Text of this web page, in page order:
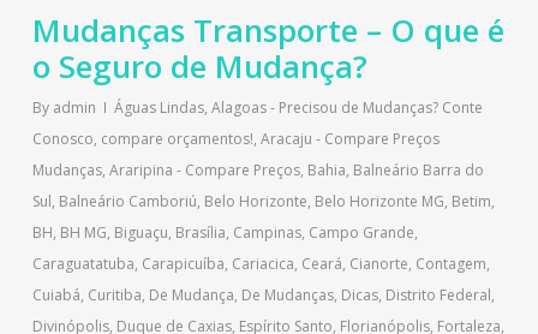
Mudanças Transporte – O que é
o Seguro de Mudança?
By admin Águas Lindas, Alagoas - Precisou de Mudanças? Conte
Conosco, compare orçamentos!, Aracaju - Compare Preços
Mudanças, Araripina - Compare Preços, Bahia, Balneário Barra do
Sul, Balneário Camboriú, Belo Horizonte, Belo Horizonte MG, Betim,
BH, BH MG, Biguaçu, Brasília, Campinas, Campo Grande,
Caraguatatuba, Carapicuíba, Cariacica, Ceará, Cianorte, Contagem,
Cuiabá, Curitiba, De Mudança, De Mudanças, Dicas, Distrito Federal,
Divinópolis, Duque de Caxias, Espírito Santo, Florianópolis, Fortaleza,